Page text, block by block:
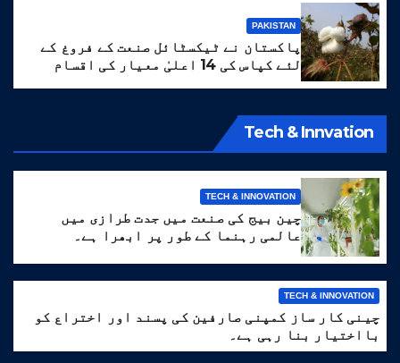
PAKISTAN
پاکستان نے ٹیکسٹائل صنعت کے فروغ کے
لئے کپاس کی 14 اعلیٰ معیار کی اقسام
Tech & Innvation
TECH & INNOVATION
چین بیج کی صنعت میں جدت طرازی میں
عالمی رہنما کے طور پر ابھرا ہے۔
TECH & INNOVATION
چینی کار ساز کمپنی صارفین کی پسند اور اختراع کو
بااختیار بنا رہی ہے۔